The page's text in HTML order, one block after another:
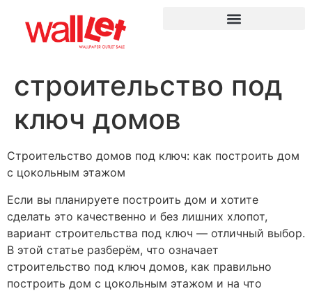
строительство под
ключ домов
Строительство домов под ключ: как построить дом
с цокольным этажом
Если вы планируете построить дом и хотите
сделать это качественно и без лишних хлопот,
вариант строительства под ключ — отличный выбор.
В этой статье разберём, что означает
строительство под ключ домов, как правильно
построить дом с цокольным этажом и на что